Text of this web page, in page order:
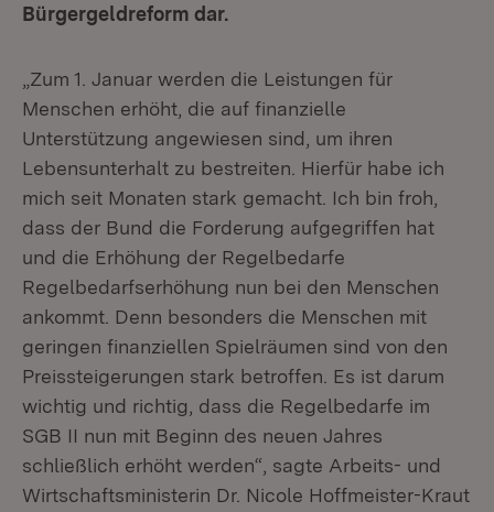
Bürgergeldreform dar.
„Zum 1. Januar werden die Leistungen für
Menschen erhöht, die auf finanzielle
Unterstützung angewiesen sind, um ihren
Lebensunterhalt zu bestreiten. Hierfür habe ich
mich seit Monaten stark gemacht. Ich bin froh,
dass der Bund die Forderung aufgegriffen hat
und die Erhöhung der Regelbedarfe
Regelbedarfserhöhung nun bei den Menschen
ankommt. Denn besonders die Menschen mit
geringen finanziellen Spielräumen sind von den
Preissteigerungen stark betroffen. Es ist darum
wichtig und richtig, dass die Regelbedarfe im
SGB II nun mit Beginn des neuen Jahres
schließlich erhöht werden“, sagte Arbeits- und
Wirtschaftsministerin Dr. Nicole Hoffmeister-Kraut